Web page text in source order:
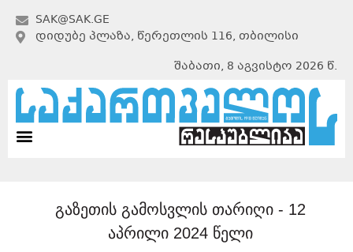
SAK@SAK.GE
ᲓᲘᲓᲣᲑᲔ ᲞᲚᲐᲖᲐ, ᲬᲔᲠᲔᲗᲚᲘᲡ 116, ᲗᲑᲘᲚᲘᲡᲘ
შაბათი, 8 აგვისტო 2026 წ.
გაზეთის გამოსვლის თარიღი - 12
აპრილი 2024 წელი